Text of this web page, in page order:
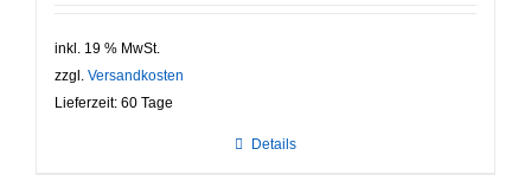
inkl. 19 % MwSt.
zzgl. Versandkosten
Lieferzeit: 60 Tage
Details